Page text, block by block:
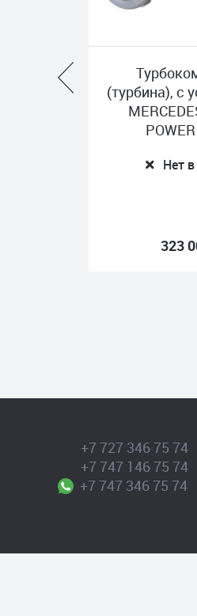
MERCEDES
5327
Нет
285
+7 727 346 75 74
+7 747 146 75 74
+7 747 346 75 74